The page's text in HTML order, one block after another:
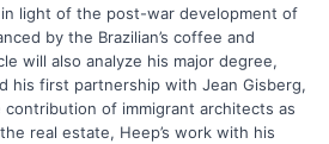
light of the post-war development of
by the Brazilian’s coffee and
will also analyze his major degree,
his first partnership with Jean Gisberg,
contribution of immigrant architects as
real estate, Heep’s work with his